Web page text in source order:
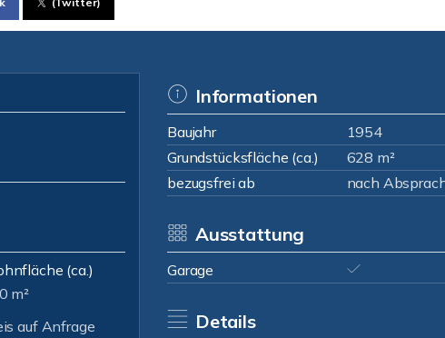
(ca.)
m²
auf Anfrage
Informationen
Baujahr 1954
Grundstücksfläche (ca.)
628 m²
bezugsfrei ab
nach
Ausstattung
Garage
Details